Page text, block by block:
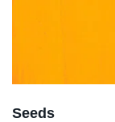
Seeds